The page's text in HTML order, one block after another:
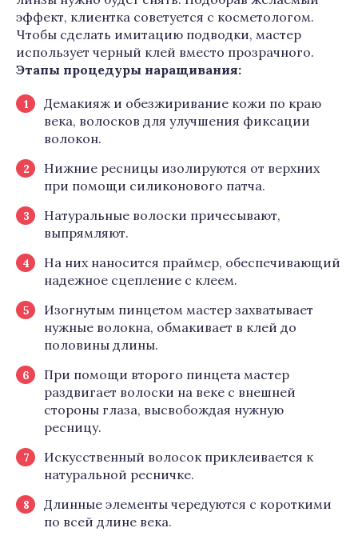
эффект, клиентка советуется с косметологом.
Чтобы сделать имитацию подводки, мастер
использует черный клей вместо прозрачного.
Этапы процедуры наращивания:
Демакияж и обезжиривание кожи по краю
века, волосков для улучшения фиксации
волокон.
Нижние ресницы изолируются от верхних
при помощи силиконового патча.
Натуральные волоски причесывают,
выпрямляют.
На них наносится праймер, обеспечивающий
надежное сцепление с клеем.
Изогнутым пинцетом мастер захватывает
нужные волокна, обмакивает в клей до
половины длины.
При помощи второго пинцета мастер
раздвигает волоски на веке с внешней
стороны глаза, высвобождая нужную
ресницу.
Искусственный волосок приклеивается к
натуральной ресничке.
Длинные элементы чередуются с короткими
по всей длине века.